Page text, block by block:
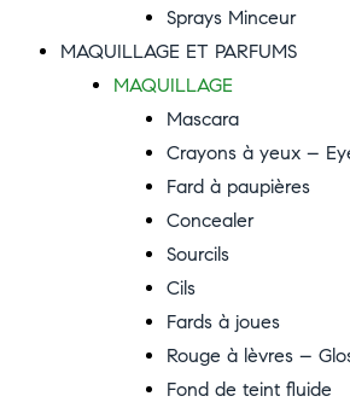
Sprays Minceur
MAQUILLAGE ET PARFUMS
MAQUILLAGE
Mascara
Crayons à yeux –
Fard à paupières
Concealer
Sourcils
Cils
Fards à joues
Rouge à lèvres –
Fond de teint fluide